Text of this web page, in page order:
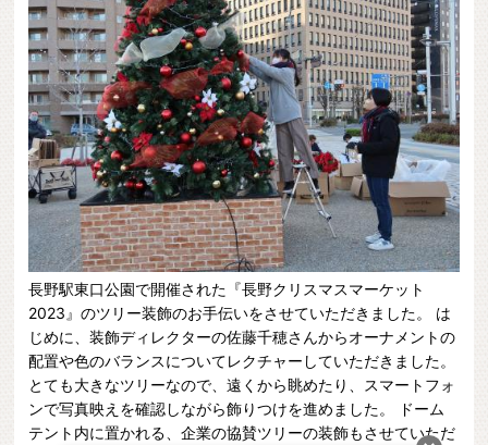
長野駅東口公園で開催された『長野クリスマスマーケット
2023』のツリー装飾のお手伝いをさせていただきました。 は
じめに、装飾ディレクターの佐藤千穂さんからオーナメントの
配置や色のバランスについてレクチャーしていただきました。
とても大きなツリーなので、遠くから眺めたり、スマートフォ
ンで写真映えを確認しながら飾りつけを進めました。 ドーム
テント内に置かれる、企業の協賛ツリーの装飾もさせていただ